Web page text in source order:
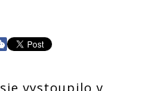
vystoupilo v